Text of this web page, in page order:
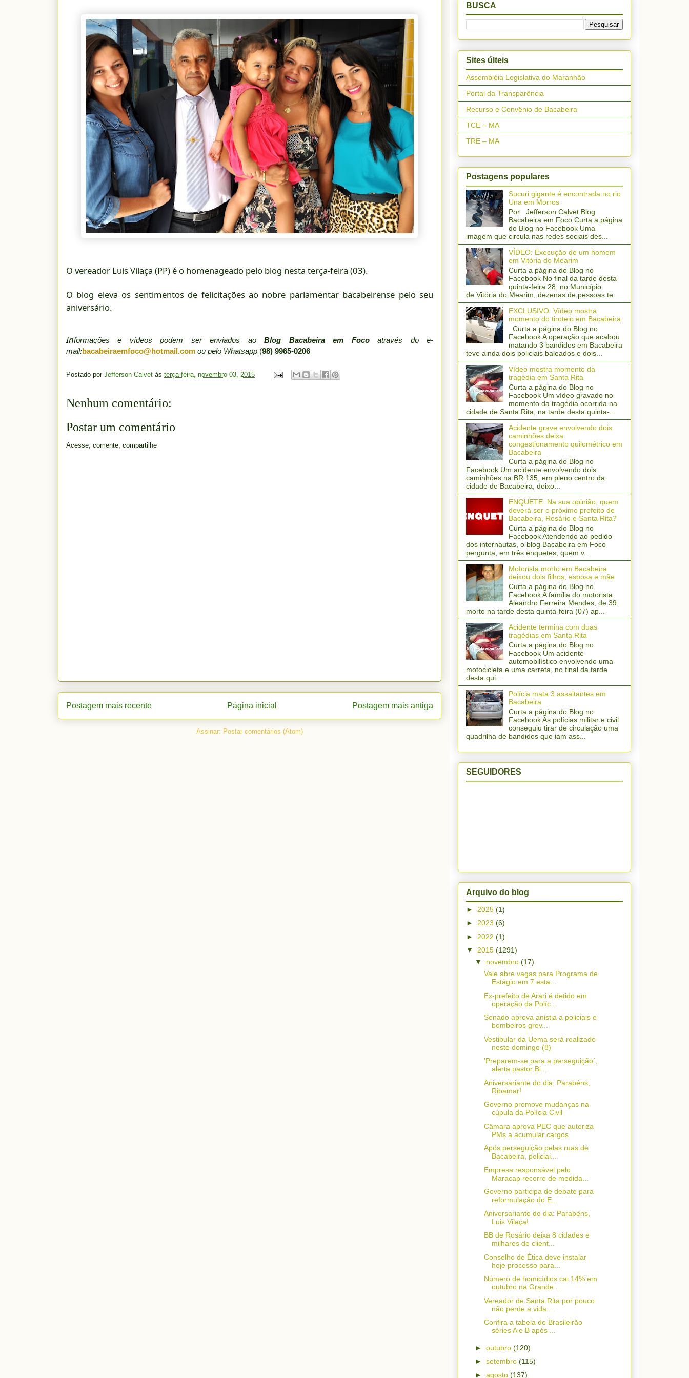
O vereador Luis Vilaça (PP) é o homenageado pelo blog nesta terça-feira (03).
O blog eleva os sentimentos de felicitações ao nobre parlamentar bacabeirense pelo seu
aniversário.
Informações e vídeos podem ser enviados aoBlog Bacabeira em Focoatravés do e-
mail:bacabeiraemfoco@hotmail.com ou pelo Whatsapp (98) 9965-0206
Postado por Jefferson Calvet às terça-feira, novembro 03, 2015
Nenhum comentário:
Postar um comentário
Acesse, comente, compartilhe
Postagem mais recente Postagem mais antiga
Página inicial
Assinar: Postar comentários (Atom)
BUSCA
Sites últeis
Assembléia Legislativa do Maranhão
Portal da Transparência
Recurso e Convênio de Bacabeira
TCE – MA
TRE – MA
Postagens populares
Sucuri gigante é encontrada no rio
Una em Morros
Por Jefferson Calvet Blog
Bacabeira em Foco Curta a página
do Blog no Facebook Uma
imagem que circula nas redes sociais des...
VÍDEO: Execução de um homem
em Vitória do Mearim
Curta a página do Blog no
Facebook No final da tarde desta
quinta-feira 28, no Município
de Vitória do Mearim, dezenas de pessoas te...
EXCLUSIVO: Vídeo mostra
momento do tiroteio em Bacabeira
Curta a página do Blog no
Facebook A operação que acabou
matando 3 bandidos em Bacabeira
teve ainda dois policiais baleados e dois...
Vídeo mostra momento da
tragédia em Santa Rita
Curta a página do Blog no
Facebook Um vídeo gravado no
momento da tragédia ocorrida na
cidade de Santa Rita, na tarde desta quinta-...
Acidente grave envolvendo dois
caminhões deixa
congestionamento quilométrico em
Bacabeira
Curta a página do Blog no
Facebook Um acidente envolvendo dois
caminhões na BR 135, em pleno centro da
cidade de Bacabeira, deixo...
ENQUETE: Na sua opinião, quem
deverá ser o próximo prefeito de
Bacabeira, Rosário e Santa Rita?
Curta a página do Blog no
Facebook Atendendo ao pedido
dos internautas, o blog Bacabeira em Foco
pergunta, em três enquetes, quem v...
Motorista morto em Bacabeira
deixou dois filhos, esposa e mãe
Curta a página do Blog no
Facebook A família do motorista
Aleandro Ferreira Mendes, de 39,
morto na tarde desta quinta-feira (07) ap...
Acidente termina com duas
tragédias em Santa Rita
Curta a página do Blog no
Facebook Um acidente
automobilístico envolvendo uma
motocicleta e uma carreta, no final da tarde
desta qui...
Polícia mata 3 assaltantes em
Bacabeira
Curta a página do Blog no
Facebook As polícias militar e civil
conseguiu tirar de circulação uma
quadrilha de bandidos que iam ass...
SEGUIDORES
Arquivo do blog
► 2025 (1)
► 2023 (6)
► 2022 (1)
▼ 2015 (1291)
▼ novembro (17)
Vale abre vagas para Programa de
Estágio em 7 esta...
Ex-prefeito de Arari é detido em
operação da Políc...
Senado aprova anistia a policiais e
bombeiros grev...
Vestibular da Uema será realizado
neste domingo (8)
'Preparem-se para a perseguição´,
alerta pastor Bi...
Aniversariante do dia: Parabéns,
Ribamar!
Governo promove mudanças na
cúpula da Polícia Civil
Câmara aprova PEC que autoriza
PMs a acumular cargos
Após perseguição pelas ruas de
Bacabeira, policiai...
Empresa responsável pelo
Maracap recorre de medida...
Governo participa de debate para
reformulação do E...
Aniversariante do dia: Parabéns,
Luis Vilaça!
BB de Rosário deixa 8 cidades e
milhares de client...
Conselho de Ética deve instalar
hoje processo para...
Número de homicídios cai 14% em
outubro na Grande ...
Vereador de Santa Rita por pouco
não perde a vida ...
Confira a tabela do Brasileirão
séries A e B após ...
► outubro (120)
► setembro (115)
► agosto (137)